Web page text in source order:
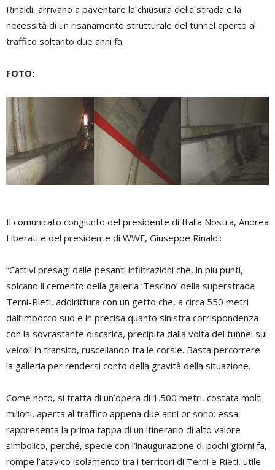
Rinaldi, arrivano a paventare la chiusura della strada e la
necessità di un risanamento strutturale del tunnel aperto al
traffico soltanto due anni fa.
FOTO:
Il comunicato congiunto del presidente di Italia Nostra, Andrea
Liberati e del presidente di WWF, Giuseppe Rinaldi:
“Cattivi presagi dalle pesanti infiltrazioni che, in più punti,
solcano il cemento della galleria ‘Tescino’ della superstrada
Terni-Rieti, addirittura con un getto che, a circa 550 metri
dall’imbocco sud e in precisa quanto sinistra corrispondenza
con la sovrastante discarica, precipita dalla volta del tunnel sui
veicoli in transito, ruscellando tra le corsie. Basta percorrere
la galleria per rendersi conto della gravità della situazione.
Come noto, si tratta di un’opera di 1.500 metri, costata molti
milioni, aperta al traffico appena due anni or sono: essa
rappresenta la prima tappa di un itinerario di alto valore
simbolico, perché, specie con l’inaugurazione di pochi giorni fa,
rompe l’atavico isolamento tra i territori di Terni e Rieti, utile